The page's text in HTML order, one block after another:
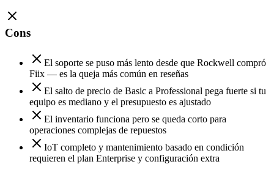
Cons
El soporte se puso más lento desde que Rockwell compró
Fiix — es la queja más común en reseñas
El salto de precio de Basic a Professional pega fuerte si tu
equipo es mediano y el presupuesto es ajustado
El inventario funciona pero se queda corto para
operaciones complejas de repuestos
IoT completo y mantenimiento basado en condición
requieren el plan Enterprise y configuración extra